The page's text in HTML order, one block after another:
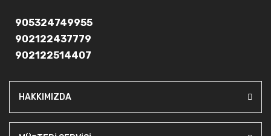
905324749955
902122437779
902122514407
HAKKIMIZDA